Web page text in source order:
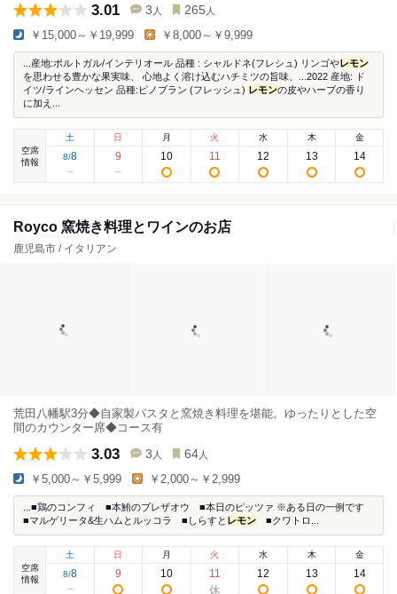
3.01 3 人 265 人
￥15,000～￥19,999 ￥8,000～￥9,999
...産地:ポルトガル/インテリオール 品種 : シャルドネ(フレシュ) リンゴや レモン
を思わせる豊かな果実味、 心地よく溶け込むハチミツの旨味、...2022 産地: ド
イツ/ラインヘッセン 品種:ピノブラン (フレッシュ) レモンの皮やハーブの香り
に加え...
空席
情報
土
8/8
日
9
月
10
火
11
水
12
木
13
金
14
Royco 窯焼き料理とワインのお店
鹿児島市 / イタリアン
荒田八幡駅3分◆自家製パスタと窯焼き料理を堪能。ゆったりとした空
間のカウンター席◆コース有
3.03 3 人 64 人
￥5,000～￥5,999 ￥2,000～￥2,999
...■鶏のコンフィ ■本鮪のブレザオウ ■本日のピッツァ ※ある日の一例です
■マルゲリータ&生ハムとルッコラ ■しらすと レモン ■クワトロ...
空席
情報
土
8/8
日
9
月
10
火
11
水
12
木
13
金
14